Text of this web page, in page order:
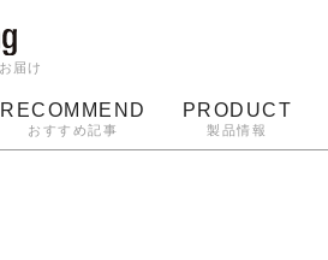
届け
RECOMMEND
おすすめ記事
PRODUCT
製品情報